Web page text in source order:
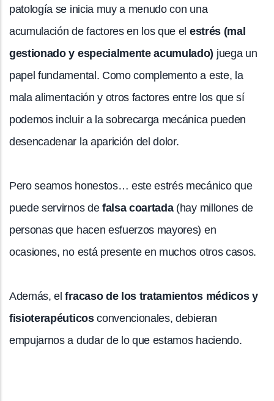
patología se inicia muy a menudo con una
acumulación de factores en los que el estrés (mal
gestionado y especialmente acumulado) juega un
papel fundamental. Como complemento a este, la
mala alimentación y otros factores entre los que sí
podemos incluir a la sobrecarga mecánica pueden
desencadenar la aparición del dolor.
Pero seamos honestos… este estrés mecánico que
puede servirnos de falsa coartada(hay millones de
personas que hacen esfuerzos mayores) en
ocasiones, no está presente en muchos otros casos.
Además, elfracaso de los tratamientos médicos y
fisioterapéuticosconvencionales, debieran
empujarnos a dudar de lo que estamos haciendo.